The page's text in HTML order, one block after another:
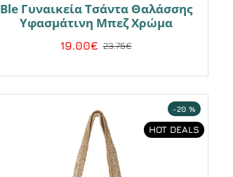
Ble Γυναικεία Τσάντα Θαλάσσης
Υφασμάτινη Μπεζ Χρώμα
19.00€ 23.75€
HOT DEALS
-20 %